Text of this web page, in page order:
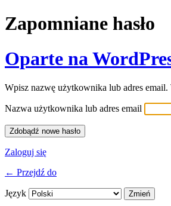
Zapomniane hasło
Oparte na
Wpisz nazwę użytkownika lub adres
Nazwa użytkownika lub adres email
Zaloguj się
← Przejdź do
Język